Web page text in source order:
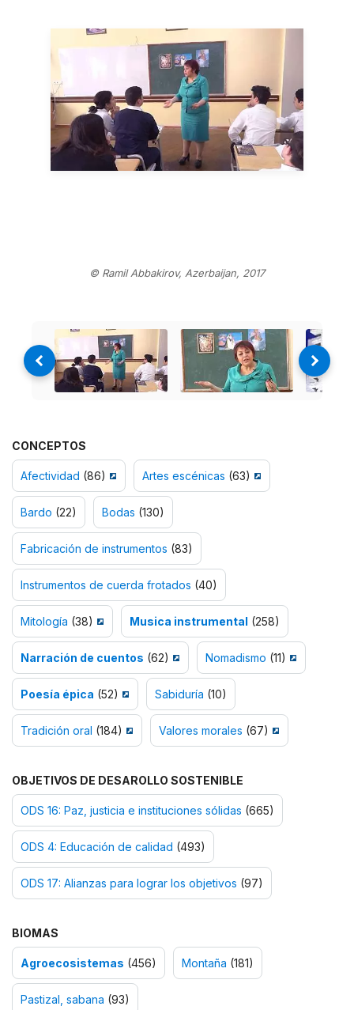
© Ramil Abbakirov, Azerbaijan, 2017
CONCEPTOS
Afectividad (86) Artes escénicas (63)
Bardo (22) Bodas (130)
Fabricación de instrumentos (83)
Instrumentos de cuerda frotados (40)
Mitología (38) Musica instrumental (258)
Narración de cuentos (62) Nomadismo (11)
Poesía épica (52) Sabiduría (10)
Tradición oral (184) Valores morales (67)
OBJETIVOS DE DESAROLLO SOSTENIBLE
ODS 16: Paz, justicia e instituciones sólidas (665)
ODS 4: Educación de calidad (493)
ODS 17: Alianzas para lograr los objetivos (97)
BIOMAS
Agroecosistemas (456) Montaña (181)
Pastizal, sabana (93)